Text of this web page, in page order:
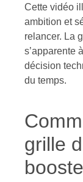
Cette vidéo
ambition et
relancer. La
s’apparente
décision
du temps.
grille